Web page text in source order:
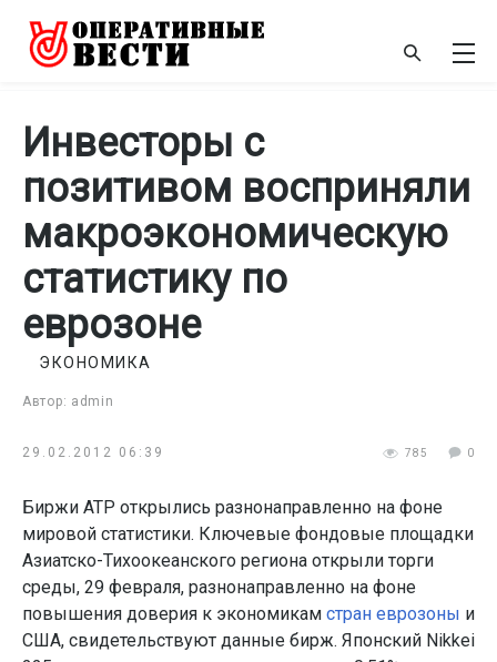
Инвесторы с
позитивом восприняли
макроэкономическую
статистику по
еврозоне
Автор: admin
ЭКОНОМИКА
29.02.2012 06:39 785 0
Биржи АТР открылись разнонаправленно на фоне
мировой статистики. Ключевые фондовые площадки
Азиатско-Тихоокеанского региона открыли торги
среды, 29 февраля, разнонаправленно на фоне
повышения доверия к экономикам стран еврозоны и
США, свидетельствуют данные бирж. Японский Nikkei